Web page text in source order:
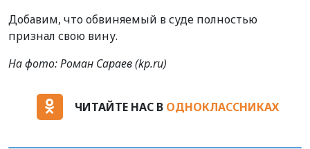
Добавим, что обвиняемый в суде полностью
признал свою вину.
На фото: Роман Сараев (kp.ru)
ЧИТАЙТЕ НАС В ОДНОКЛАССНИКАХ